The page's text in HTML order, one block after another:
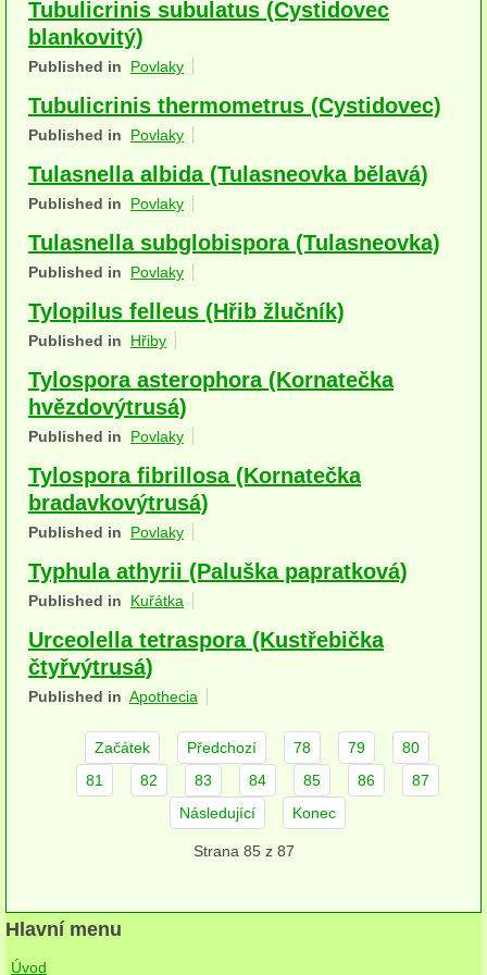
Houby (Fotogalerie)
podle typu plodnic
Apothecia
mykorhizni
terestrické saprotrofní
šišky, plody, květy
koprofilní
lichenizované
muscikolni
herbikolní-dvouděložné
herbikolní-kapraďorosty
Perithecia stromatická
Perithecia nestromatická
Kornacovité
hnědá hniloba
jednoleté
Tubulicrinis subulatus (Cystidovec
blankovitý)
Published in Povlaky
Tubulicrinis thermometrus (Cystidovec)
Published in Povlaky
Tulasnella albida (Tulasneovka bělavá)
Published in Povlaky
Tulasnella subglobispora (Tulasneovka)
Published in Povlaky
Tylopilus felleus (Hřib žlučník)
Published in Hřiby
Tylospora asterophora (Kornatečka
hvězdovýtrusá)
Published in Povlaky
Tylospora fibrillosa (Kornatečka
bradavkovýtrusá)
Published in Povlaky
Typhula athyrii (Paluška papratková)
Published in Kuřátka
Urceolella tetraspora (Kustřebička
čtyřvýtrusá)
Published in Apothecia
Začátek Předchozí 78 79
80
81
82 83 84 85 86
87
Následující
Konec
Strana 85 z 87
Hlavní menu
Úvod